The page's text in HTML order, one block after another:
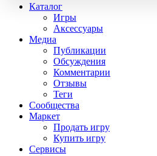
Каталог
Игры
Аксессуары
Медиа
Публикации
Обсуждения
Комментарии
Отзывы
Теги
Сообщества
Маркет
Продать игру
Купить игру
Сервисы